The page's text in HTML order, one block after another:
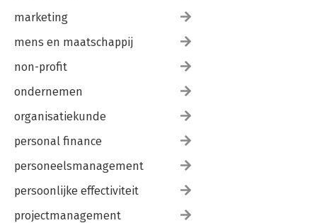
marketing
mens en maatschappij
non-profit
ondernemen
organisatiekunde
personal finance
personeelsmanagement
persoonlijke effectiviteit
projectmanagement